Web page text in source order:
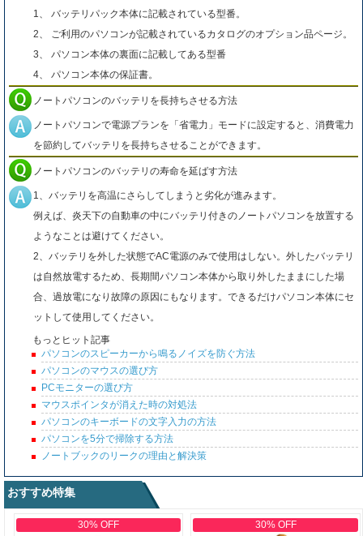
1、 バッテリパック本体に記載されている型番。
2、 ご利用のパソコンが記載されているカタログのオプション品ページ。
3、 パソコン本体の裏面に記載してある型番
4、 パソコン本体の保証書。
ノートパソコンのバッテリを長持ちさせる方法
ノートパソコンで電源プランを「省電力」モードに設定すると、消費電力
を節約してバッテリを長持ちさせることができます。
ノートパソコンのバッテリの寿命を延ばす方法
1、バッテリを高温にさらしてしまうと劣化が進みます。
例えば、炎天下の自動車の中にバッテリ付きのノートパソコンを放置する
ようなことは避けてください。
2、バッテリを外した状態でAC電源のみで使用はしない。外したバッテリ
は自然放電するため、長期間パソコン本体から取り外したままにした場
合、過放電になり故障の原因にもなります。できるだけパソコン本体にセ
ットして使用してください。
もっとヒット記事
パソコンのスピーカーから鳴るノイズを防ぐ方法
パソコンのマウスの選び方
PCモニターの選び方
マウスポインタが消えた時の対処法
パソコンのキーボードの文字入力の方法
パソコンを5分で掃除する方法
ノートブックのリークの理由と解決策
おすすめ特集
30% OFF 30% OFF